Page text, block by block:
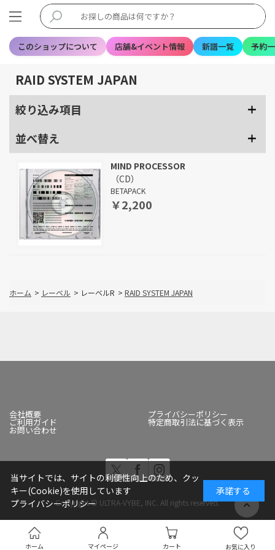
このショップについて 店舗&イベント情報 新譜一覧 予約
ホーム マイページ カート お気に入り
RAID SYSTEM JAPAN
絞り込み項目
並べ替え
MIND PROCESSOR
（CD）
BETAPACK
￥2,200
ホーム > レーベル > レーベルR > RAID SYSTEM JAPAN
会社概要 プライバシーポリシー
ご利用ガイド 特定商取引法に基づく表示
お問い合わせ
Copyright © ULTRA-VYBE, INC. All rights reserved.
当サイトでは、サイトの利便性向上のため、クッ
キー(Cookie)を使用しています
プライバシーポリシー
承諾する